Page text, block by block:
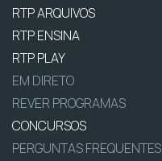
RTP ARQUIVOS
RTP ENSINA
RTP PLAY
EM DIRETO
REVER PROGRAMAS
CONCURSOS
PERGUNTAS FREQUENTES